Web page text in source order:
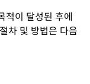
적이 달성된 후에
차 및 방법은 다음